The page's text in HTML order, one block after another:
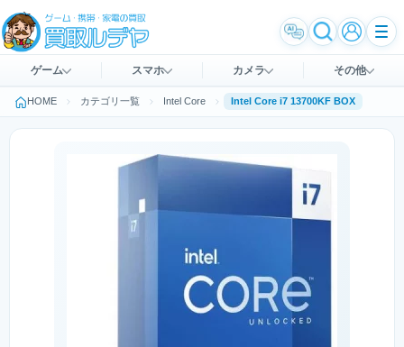
ゲーム スマホ カメラ その他
HOME カテゴリ一覧 Intel Core Intel Core i7 13700KF BOX